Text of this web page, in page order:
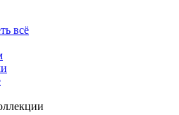
всё